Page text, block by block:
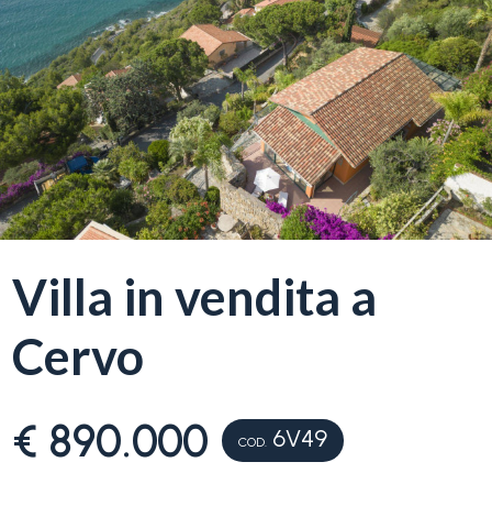
Villa in vendita a
Cervo
€ 890.000 COD. 6V49
Chi
siamo
I
nostri
servizi
La
Liguria
Ricerca
Blog
Provincia
Comune
Tipologia
-
multiscelta